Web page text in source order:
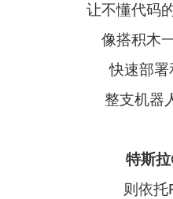
让不懂代码
像搭积木
快速部署
整支机器
特斯拉
则依